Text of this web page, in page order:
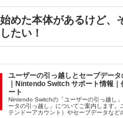
めた本体があるけど、
たい！
ユーザーの引っ越しとセーブデータ
｜Nintendo Switch サポート情報｜
ート
Nintendo Switchの「ユーザーの引っ越し
ータの引っ越し」についてご案内します。
テンドーアカウント）やセーブデータなど